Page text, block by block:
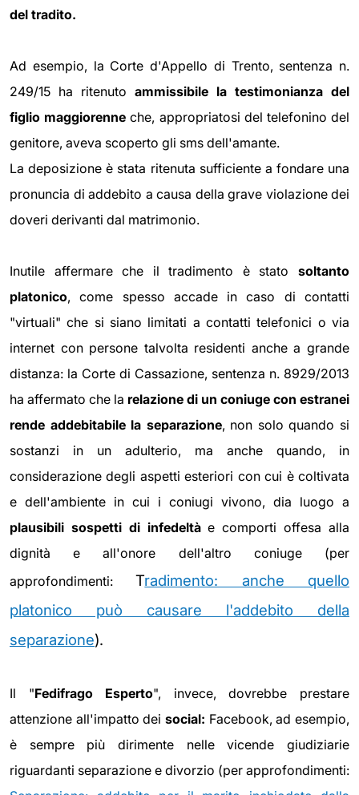
del tradito.
Ad esempio, la Corte d'Appello di Trento, sentenza n.
249/15 ha ritenuto ammissibile la testimonianza del
figlio maggiorenne che, appropriatosi del telefonino del
genitore, aveva scoperto gli sms dell'amante.
La deposizione è stata ritenuta sufficiente a fondare una
pronuncia di addebito a causa della grave violazione dei
doveri derivanti dal matrimonio.
Inutile affermare che il tradimento è stato soltanto
platonico, come spesso accade in caso di contatti
"virtuali" che si siano limitati a contatti telefonici o via
internet con persone talvolta residenti anche a grande
distanza: la Corte di Cassazione, sentenza n. 8929/2013
ha affermato che la relazione di un coniuge con estranei
rende addebitabile la separazione, non solo quando si
sostanzi in un adulterio, ma anche quando, in
considerazione degli aspetti esteriori con cui è coltivata
e dell'ambiente in cui i coniugi vivono, dia luogo a
plausibili sospetti di infedeltàe comporti offesa alla
dignità e all'onore dell'altro coniuge (per
approfondimenti:Tradimento: anche quello
platonico può causare l'addebito della
separazione).
Il "Fedifrago Esperto", invece, dovrebbe prestare
attenzione all'impatto dei social: Facebook, ad esempio,
è sempre più dirimente nelle vicende giudiziarie
riguardanti separazione e divorzio (per approfondimenti: